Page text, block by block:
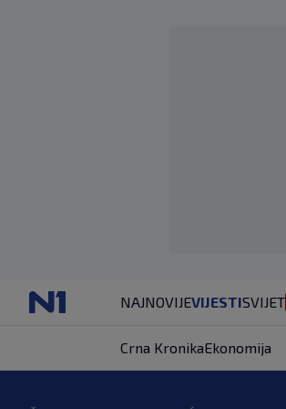
NAJNOVIJEVIJESTISVIJET
Crna KronikaEkonomija